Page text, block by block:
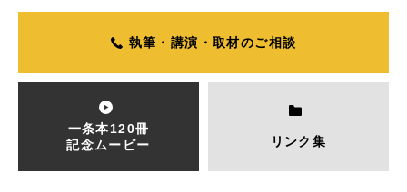
執筆・講演・取材のご相談
一条本120冊
記念ムービー
リンク集